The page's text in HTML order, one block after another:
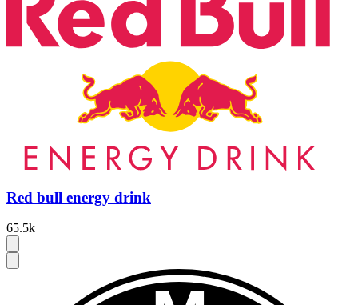
Red bull energy drink
65.5k